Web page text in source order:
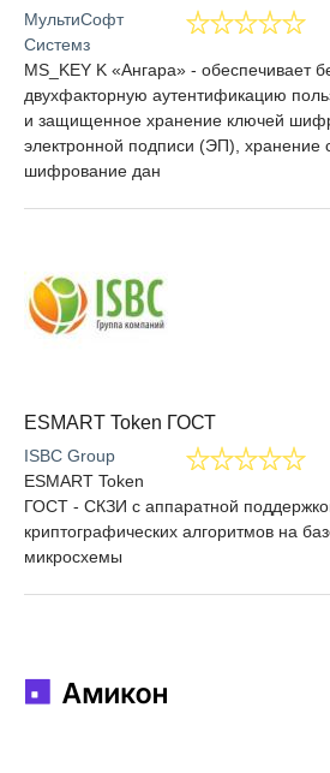
МультиСофт
Системз
MS_KEY K «Ангара» - обеспечивает
двухфакторную аутентификацию
и защищенное хранение ключей
электронной подписи (ЭП), хранение
шифрование дан
ESMART Token ГОСТ
ISBC Group
ESMART Token
ГОСТ - СКЗИ с аппаратной
криптографических алгоритмов на
микросхемы